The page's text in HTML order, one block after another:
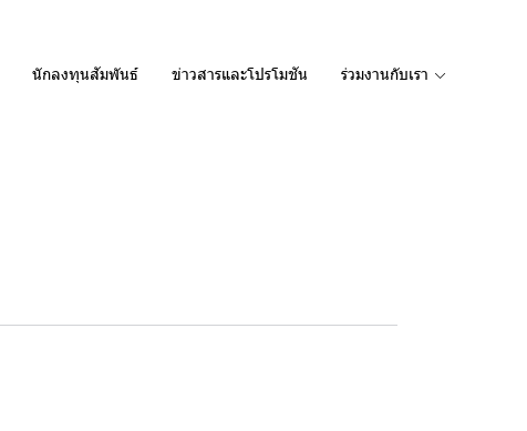
นักลงทุนสัมพันธ์ ข่าวสารและโปรโมชัน ร่วมงานกับเรา